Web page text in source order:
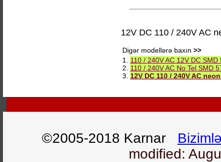
12V DC 110 / 240V AC
Digər modellərə baxın >>
1. 110 / 240V AC 12V DC
2. 110 / 240V AC No Tel SMD
3. 12V DC 110 / 240V AC
©2005-2018 Karnar
modified: